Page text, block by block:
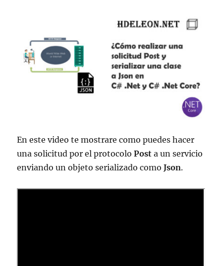
En este video te mostrare como puedes hacer
una solicitud por el protocoloPost a un servicio
enviando un objeto serializado comoJson.